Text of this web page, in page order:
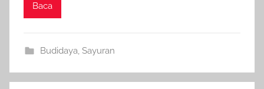
Baca
Budidaya Sayuran